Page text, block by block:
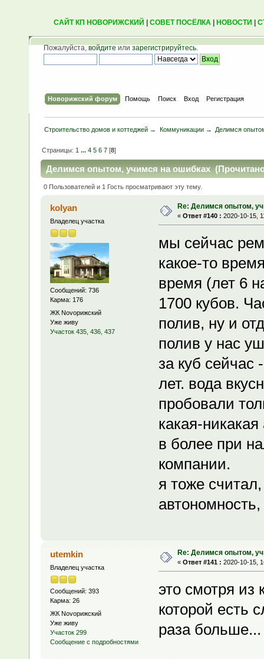
САЙТ КП НОВОРИЖСКИЙ СОВЕТ ПОСЁЛКА| НОВОСТИ
Пожалуйста, войдите или зарегистрируйтесь.
Новорижский форум Помощь Поиск Вход Регистрация
Строительство домов и коттеджей → Коммуникации→ Делимся
Страницы:1 ...4 5 6 7 [8]
Делимся опытом, учимся на ошибках (Прочитано
0 Пользователей и 1 Гость просматривают эту тему.
kolyan
Владелец участка
Сообщений: 736
Карма: 176
ЖК Novoрижский
Уже живу
Участок 435, 436, 437
Re: Делимся опытом,
« Ответ #140 : 2020-10-15,
мы сейчас
какое-то
время (лет 6
1700 кубов.
полив, ну и
полив у нас
за куб сейчас
лет. вода
пробовали
какая-
в более при
компании.
я тоже
utemkin
Владелец участка
Сообщений: 393
Карма: 26
ЖК Novoрижский
Уже живу
Участок 299
Сообщение с подробностями
Re: Делимся опытом,
« Ответ #141 : 2020-10-15,
это смотря из
которой есть
раза больше...